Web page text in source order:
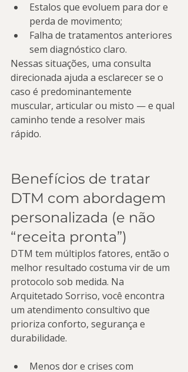
Estalos que evoluem para dor e
perda de movimento;
Falha de tratamentos anteriores
sem diagnóstico claro.
Nessas situações, uma consulta
direcionada ajuda a esclarecer se o
caso é predominantemente
muscular, articular ou misto — e qual
caminho tende a resolver mais
rápido.
Benefícios de tratar
DTM com abordagem
personalizada (e não
“receita pronta”)
DTM tem múltiplos fatores, então o
melhor resultado costuma vir de um
protocolo sob medida. Na
Arquitetado Sorriso, você encontra
um atendimento consultivo que
prioriza conforto, segurança e
durabilidade.
Menos dor e crises com